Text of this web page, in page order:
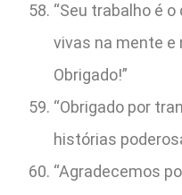
“Seu trabalho é
vivas na mente e
Obrigado!”
“Obrigado por
histórias
“Agradecemos